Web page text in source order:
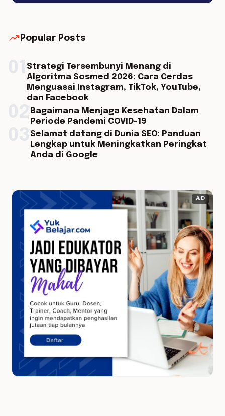
trending_up Popular Posts
Strategi Tersembunyi Menang di
Algoritma Sosmed 2026: Cara Cerdas
Menguasai Instagram, TikTok, YouTube,
dan Facebook
Bagaimana Menjaga Kesehatan Dalam
Periode Pandemi COVID-19
Selamat datang di Dunia SEO: Panduan
Lengkap untuk Meningkatkan Peringkat
Anda di Google
AD